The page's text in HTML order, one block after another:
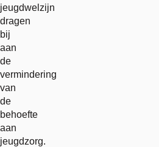
jeugdwelzijn
dragen
bij
aan
de
vermindering
van
de
behoefte
aan
jeugdzorg.